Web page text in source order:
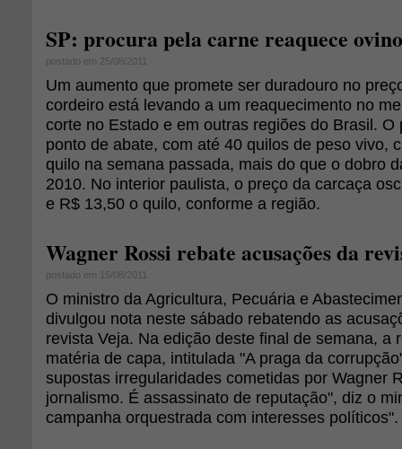
SP: procura pela carne reaquece
postado em 25/08/2011
Um aumento que promete ser duradouro no
cordeiro está levando a um reaquecimento no
corte no Estado e em outras regiões do Brasil. O
ponto de abate, com até 40 quilos de peso vivo,
quilo na semana passada, mais do que o dobro
2010. No interior paulista, o preço da carcaça
e R$ 13,50 o quilo, conforme a região.
Wagner Rossi rebate acusações da
postado em 15/08/2011
O ministro da Agricultura, Pecuária e
divulgou nota neste sábado rebatendo as
revista Veja. Na edição deste final de semana, a
matéria de capa, intitulada "A praga da
supostas irregularidades cometidas por Wagner
jornalismo. É assassinato de reputação", diz o
campanha orquestrada com interesses políticos".